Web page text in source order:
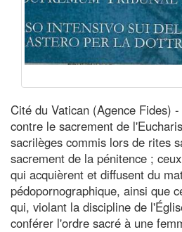
Cité du Vatican (Agence Fides)
contre le sacrement de
sacrilèges commis lors de rites
sacrement de la pénitence ;
qui acquièrent et diffusent du
pédopornographique, ainsi que
qui, violant la discipline de
conférer l'ordre sacré à une